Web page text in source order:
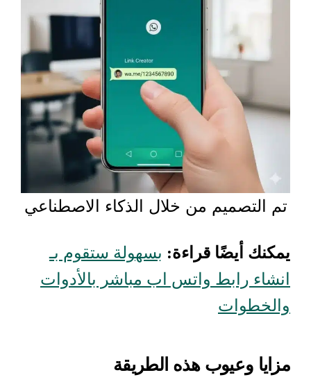
تم التصميم من خلال الذكاء الاصطناعي
يمكنك أيضًا قراءة: بسهولة ستقوم بـ
انشاء رابط واتس اب مباشر بالأدوات
والخطوات
مزايا وعيوب هذه الطريقة